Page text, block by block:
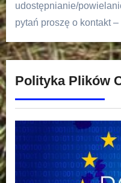
udostępnianie/
pytań proszę o kontakt
Polityka Plików